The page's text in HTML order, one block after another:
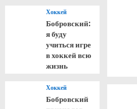
Хоккей
Бобровский:
я буду
учиться игре
в хоккей всю
жизнь
Хоккей
Бобровский